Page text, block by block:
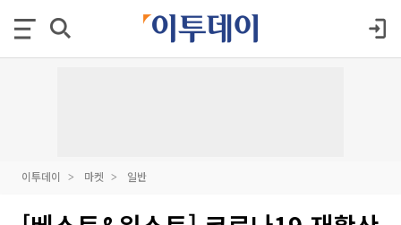
이투데이 마켓 일반